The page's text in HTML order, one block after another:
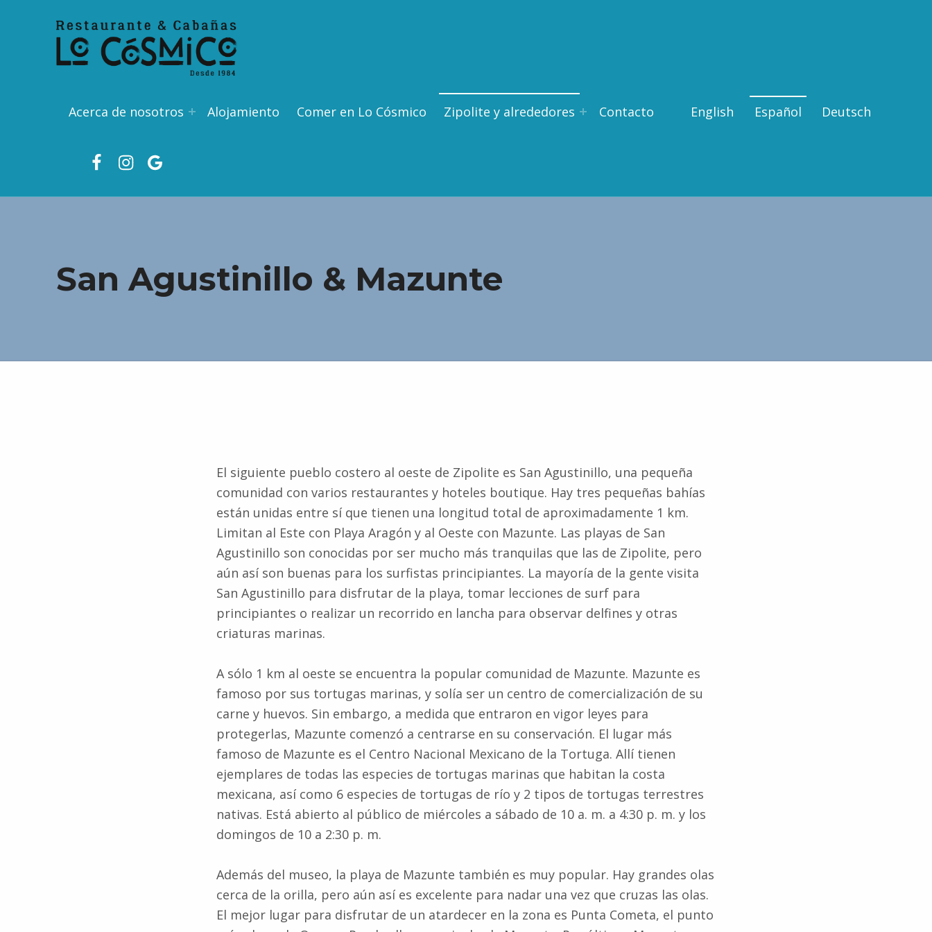
Acerca de nosotros Alojamiento Comer en Lo Cósmico Zipolite y alrededores Contacto English Español Deutsch
San Agustinillo & Mazunte
El siguiente pueblo costero al oeste de Zipolite es San Agustinillo, una pequeña
comunidad con varios restaurantes y hoteles boutique. Hay tres pequeñas bahías
están unidas entre sí que tienen una longitud total de aproximadamente 1 km.
Limitan al Este con Playa Aragón y al Oeste con Mazunte. Las playas de San
Agustinillo son conocidas por ser mucho más tranquilas que las de Zipolite, pero
aún así son buenas para los surfistas principiantes. La mayoría de la gente visita
San Agustinillo para disfrutar de la playa, tomar lecciones de surf para
principiantes o realizar un recorrido en lancha para observar delfines y otras
criaturas marinas.
A sólo 1 km al oeste se encuentra la popular comunidad de Mazunte. Mazunte es
famoso por sus tortugas marinas, y solía ser un centro de comercialización de su
carne y huevos. Sin embargo, a medida que entraron en vigor leyes para
protegerlas, Mazunte comenzó a centrarse en su conservación. El lugar más
famoso de Mazunte es el Centro Nacional Mexicano de la Tortuga. Allí tienen
ejemplares de todas las especies de tortugas marinas que habitan la costa
mexicana, así como 6 especies de tortugas de río y 2 tipos de tortugas terrestres
nativas. Está abierto al público de miércoles a sábado de 10 a. m. a 4:30 p. m. y los
domingos de 10 a 2:30 p. m.
Además del museo, la playa de Mazunte también es muy popular. Hay grandes olas
cerca de la orilla, pero aún así es excelente para nadar una vez que cruzas las olas.
El mejor lugar para disfrutar de un atardecer en la zona es Punta Cometa, el punto